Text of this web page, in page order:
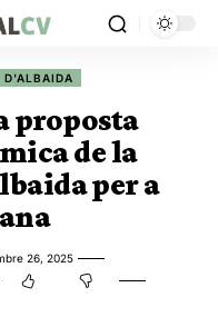
D'ALBAIDA
proposta
de la
per a
26, 2025